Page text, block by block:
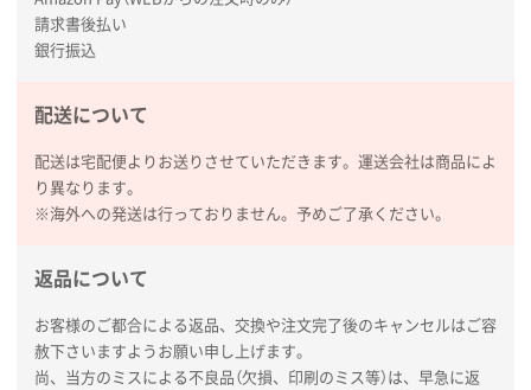
見積りの仕方が明確だったから
【オーダー商品】特別ご注文ページ04
柔軟かつスピーディーに対応してくれたため
2026年02月16日 14:47
大阪府F社様
請求書後払い
銀行振込
配送について
配送は宅配便よりお送りさせていただきます。運送会社は商品によ
り異なります。
※海外への発送は行っておりません。予めご了承ください。
返品について
お客様のご都合による返品、交換や注文完了後のキャンセルはご容
赦下さいますようお願い申し上げます。
尚、当方のミスによる不良品（欠損、印刷のミス等）は、早急に返